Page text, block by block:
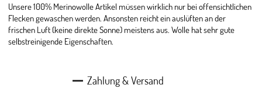
Unsere 100% Merinowolle Artikel müssen wirklich nur bei offensichtlichen
Flecken gewaschen werden. Ansonsten reicht ein auslüften an der
frischen Luft (keine direkte Sonne) meistens aus. Wolle hat sehr gute
selbstreinigende Eigenschaften.
Zahlung & Versand